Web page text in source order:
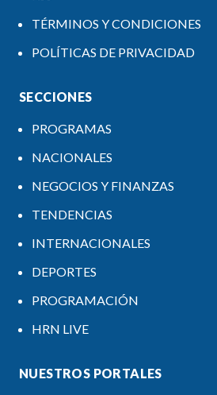
TÉRMINOS Y CONDICIONES
POLÍTICAS DE PRIVACIDAD
SECCIONES
PROGRAMAS
NACIONALES
NEGOCIOS Y FINANZAS
TENDENCIAS
INTERNACIONALES
DEPORTES
PROGRAMACIÓN
HRN LIVE
NUESTROS PORTALES